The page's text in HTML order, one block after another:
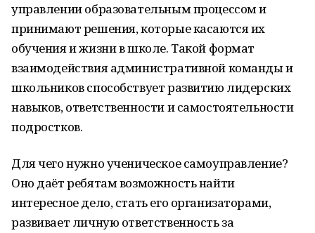
управлении образовательным процессом и
принимают решения, которые касаются их
обучения и жизни в школе. Такой формат
взаимодействия административной команды и
школьников способствует развитию лидерских
навыков, ответственности и самостоятельности
подростков.
Для чего нужно ученическое самоуправление?
Оно даёт ребятам возможность найти
интересное дело, стать его организаторами,
развивает личную ответственность за